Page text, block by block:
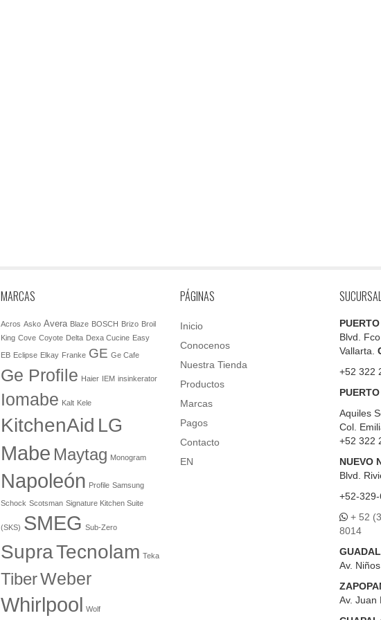
MARCAS
Acros Asko Avera Blaze BOSCH Brizo Broil
King Cove Coyote Delta Dexa Cucine Easy
EB Eclipse Elkay Franke GE Ge Cafe
Ge Profile Haier IEM insinkerator
Iomabe Kalt Kele
KitchenAid LG
Mabe Maytag Monogram
Napoleón Profile Samsung
Schock Scotsman Signature Kitchen Suite
(SKS) SMEG Sub-Zero
SupraTecnolam Teka
TiberWeber
Whirlpool Wolf
PÁGINAS
Inicio
Conocenos
Nuestra Tienda
Productos
Marcas
Pagos
Contacto
EN
Blvd.
Vallarta.
+52 322
Aquiles
Col.
+52 322
NUEVO
Blvd.
+52-
+ 52
8014
Av.
Av. Juan